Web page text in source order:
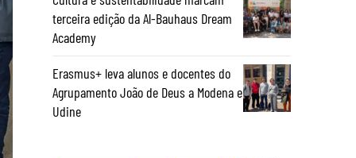
terceira edição da Al-Bauhaus Dream
Academy
Erasmus+ leva alunos e docentes do
Agrupamento João de Deus a Modena e
Udine